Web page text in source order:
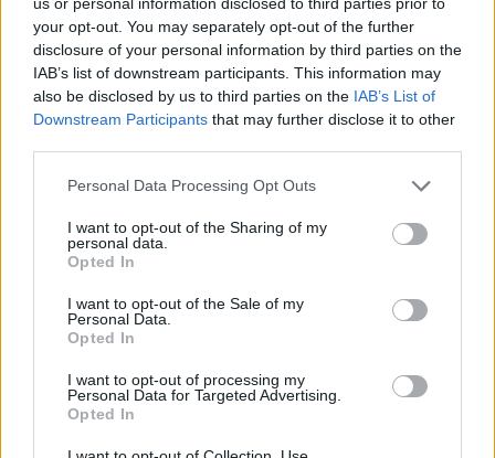
your opt-out. You may separately opt-out of the further
disclosure of your personal information by third parties on the
IAB’s list of downstream participants. This information may
also be disclosed by us to third parties on the IAB’s List of
Downstream Participants that may further disclose it to other
Please note that this website/app uses one or more Google
not limited to your visit or usage behaviour. You may click to
grant or deny consent to Google and its third-party tags to
use your data for below specified purposes in below Google
consent section.
Personal Data Processing Opt Outs
I want to opt-out of the Sharing of my
personal data.
Opted In
I want to opt-out of the Sale of my
Personal Data.
Opted In
I want to opt-out of processing my
Personal Data for Targeted Advertising.
Opted In
A Nyers újra játszik Budapesten és Szegeden. A
2005-ben megszűnt felállás a ’90-es évek
volt de ...